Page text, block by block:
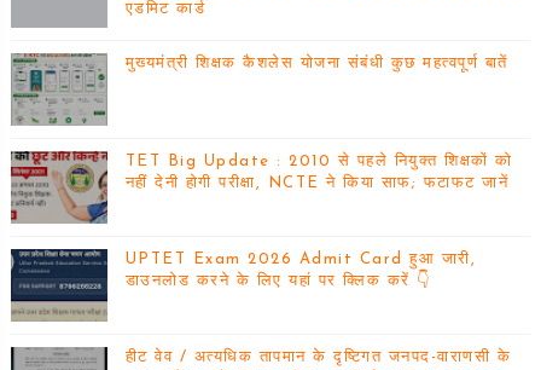
एडमिट कार्ड
मुख्यमंत्री शिक्षक कैशलेस योजना संबंधी कुछ महत्वपूर्ण बातें
TET Big Update : 2010 से पहले नियुक्त शिक्षकों को
नहीं देनी होगी परीक्षा, NCTE ने किया साफ; फटाफट जानें
UPTET Exam 2026 Admit Card हुआ जारी,
डाउनलोड करने के लिए यहां पर क्लिक करें 👇
हीट वेव / अत्यधिक तापमान के दृष्टिगत जनपद-वाराणसी के